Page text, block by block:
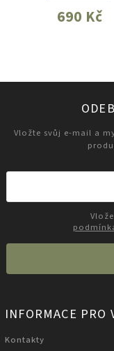
690 Kč
Vložte svůj e-mail a
INFORMACE PRO
Kontakty